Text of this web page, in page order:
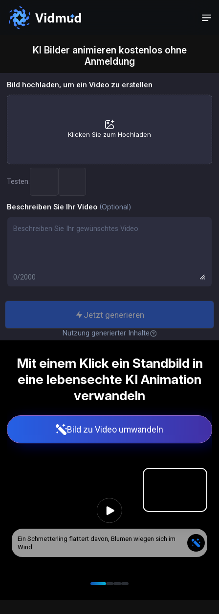
Bild hochladen, um ein Video zu erstellen
Klicken Sie zum Hochladen
Testen:
Beschreiben Sie Ihr Video (Optional)
0/2000
Jetzt generieren
Nutzung generierter Inhalte
KI Bilder animieren kostenlos ohne
Anmeldung
Mit einem Klick ein Standbild in
eine lebensechte KI Animation
verwandeln
Bild zu Video umwandeln
Ein Schmetterling flattert davon, Blumen wiegen sich im
Wind.